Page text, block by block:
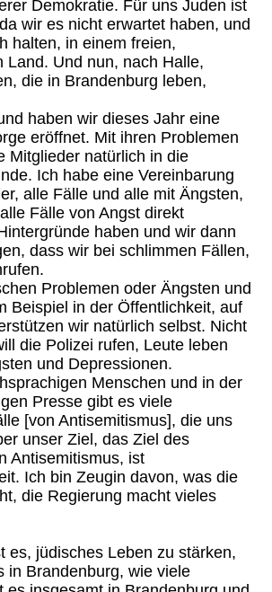
Demokratie. Für uns Juden ist
wir es nicht erwartet haben, und
halten, in einem freien,
Land. Und nun, nach Halle,
die in Brandenburg leben,
haben wir dieses Jahr eine
eröffnet. Mit ihren Problemen
Mitglieder natürlich in die
Ich habe eine Vereinbarung
alle Fälle und alle mit Ängsten,
Fälle von Angst direkt
haben und wir dann
dass wir bei schlimmen Fällen,
Problemen oder Ängsten und
Beispiel in der Öffentlichkeit, auf
wir natürlich selbst. Nicht
die Polizei rufen, Leute leben
und Depressionen.
Menschen und in der
Presse gibt es viele
[von Antisemitismus], die uns
unser Ziel, das Ziel des
Antisemitismus, ist
Ich bin Zeugin davon, was die
die Regierung macht vieles
es, jüdisches Leben zu stärken,
in Brandenburg, wie viele